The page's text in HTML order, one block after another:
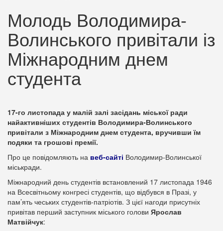
Молодь Володимира-
Волинського привітали із
Міжнародним днем
студента
17-го листопада у малій залі засідань міської ради
найактивніших студентів Володимира-Волинського
привітали з Міжнародним днем студента, вручивши їм
подяки та грошові премії.
Про це повідомляють на веб-сайті Володимир-Волинської
міськради.
Міжнародний день студентів встановлений 17 листопада 1946
на Всесвітньому конгресі студентів, що відбувся в Празі, у
пам’ять чеських студентів-патріотів. З цієї нагоди присутніх
привітав перший заступник міського голови Ярослав
Матвійчук: